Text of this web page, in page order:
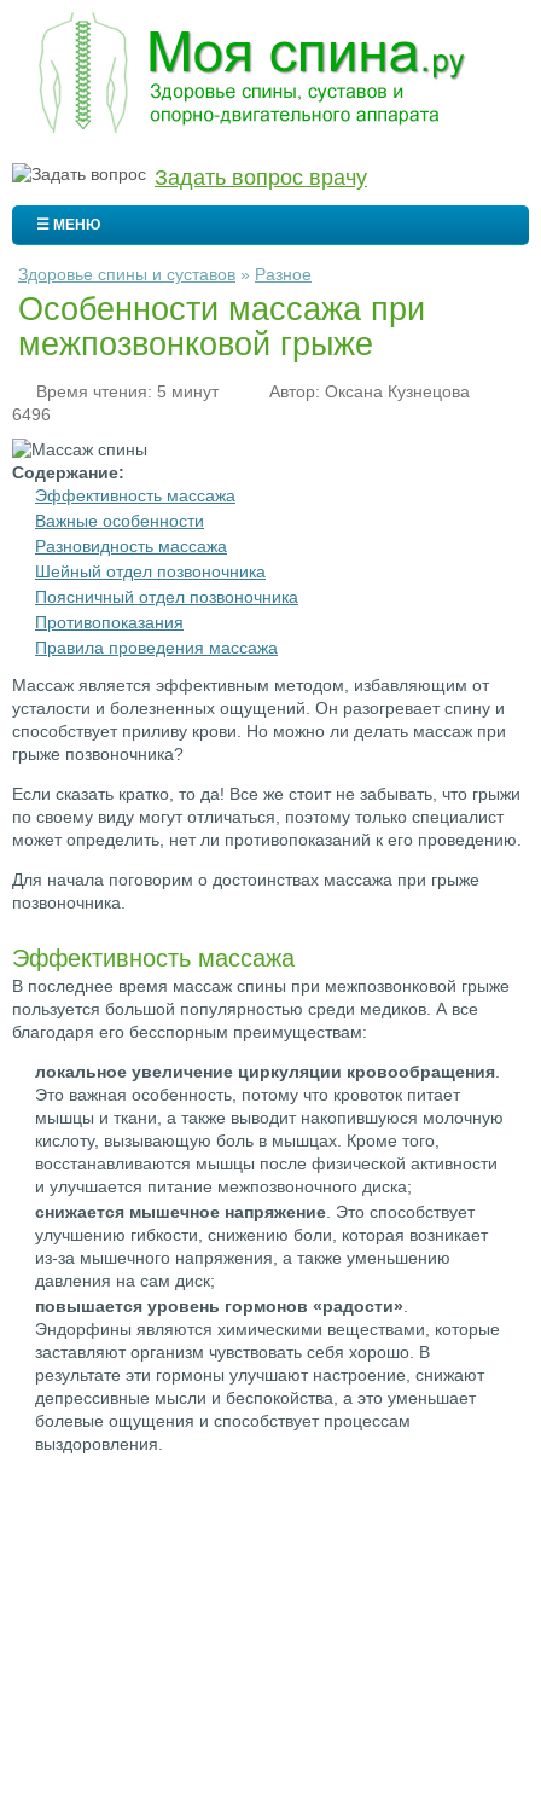
Задать вопрос врачу
☰ МЕНЮ
Здоровье спины и суставов » Разное
Особенности массажа при
межпозвонковой грыже
Время чтения: 5 минут Автор: Оксана Кузнецова
6496
Содержание:
Эффективность массажа
Важные особенности
Разновидность массажа
Шейный отдел позвоночника
Поясничный отдел позвоночника
Противопоказания
Правила проведения массажа
Массаж является эффективным методом, избавляющим от
усталости и болезненных ощущений. Он разогревает спину и
способствует приливу крови. Но можно ли делать массаж при
грыже позвоночника?
Если сказать кратко, то да! Все же стоит не забывать, что грыжи
по своему виду могут отличаться, поэтому только специалист
может определить, нет ли противопоказаний к его проведению.
Для начала поговорим о достоинствах массажа при грыже
позвоночника.
Эффективность массажа
В последнее время массаж спины при межпозвонковой грыже
пользуется большой популярностью среди медиков. А все
благодаря его бесспорным преимуществам:
локальное увеличение циркуляции кровообращения.
Это важная особенность, потому что кровоток питает
мышцы и ткани, а также выводит накопившуюся молочную
кислоту, вызывающую боль в мышцах. Кроме того,
восстанавливаются мышцы после физической активности
и улучшается питание межпозвоночного диска;
снижается мышечное напряжение. Это способствует
улучшению гибкости, снижению боли, которая возникает
из-за мышечного напряжения, а также уменьшению
давления на сам диск;
повышается уровень гормонов «радости».
Эндорфины являются химическими веществами, которые
заставляют организм чувствовать себя хорошо. В
результате эти гормоны улучшают настроение, снижают
депрессивные мысли и беспокойства, а это уменьшает
болевые ощущения и способствует процессам
выздоровления.